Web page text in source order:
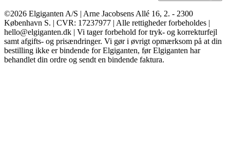
©2026 Elgiganten A/S | Arne Jacobsens Allé 16, 2. - 2300
København S. | CVR: 17237977 | Alle rettigheder forbeholdes |
hello@elgiganten.dk | Vi tager forbehold for tryk- og korrekturfejl
samt afgifts- og prisændringer. Vi gør i øvrigt opmærksom på at din
bestilling ikke er bindende for Elgiganten, før Elgiganten har
behandlet din ordre og sendt en bindende faktura.